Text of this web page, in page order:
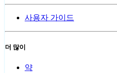
사용자 가이드
더 많이
약